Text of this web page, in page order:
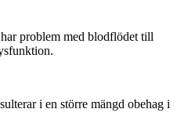
problem med blodflödet till
i en större mängd obehag i